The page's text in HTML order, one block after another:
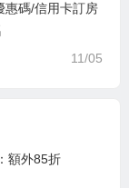
惠碼/信用卡訂房
11/05
額外85折